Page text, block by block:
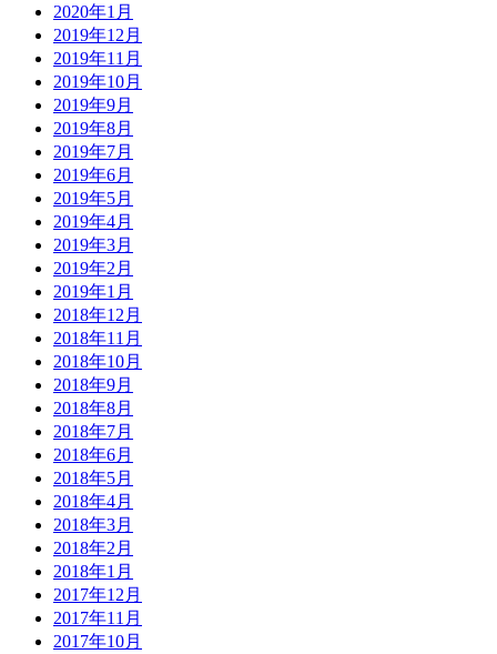
2020年1月
2019年12月
2019年11月
2019年10月
2019年9月
2019年8月
2019年7月
2019年6月
2019年5月
2019年4月
2019年3月
2019年2月
2019年1月
2018年12月
2018年11月
2018年10月
2018年9月
2018年8月
2018年7月
2018年6月
2018年5月
2018年4月
2018年3月
2018年2月
2018年1月
2017年12月
2017年11月
2017年10月